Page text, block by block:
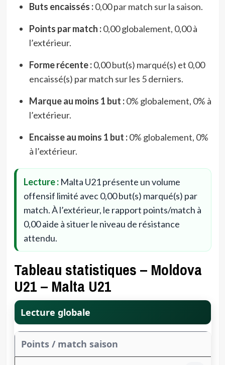
Buts encaissés :0,00 par match sur la saison.
Points par match :0,00 globalement, 0,00 à
l’extérieur.
Forme récente :0,00 but(s) marqué(s) et 0,00
encaissé(s) par match sur les 5 derniers.
Marque au moins 1 but :0% globalement, 0% à
l’extérieur.
Encaisse au moins 1 but :0% globalement, 0%
à l’extérieur.
Lecture :Malta U21 présente un volume
offensif limité avec 0,00 but(s) marqué(s) par
match. À l’extérieur, le rapport points/match à
0,00 aide à situer le niveau de résistance
attendu.
Tableau statistiques – Moldova
U21 – Malta U21
Lecture globale
Points / match saison